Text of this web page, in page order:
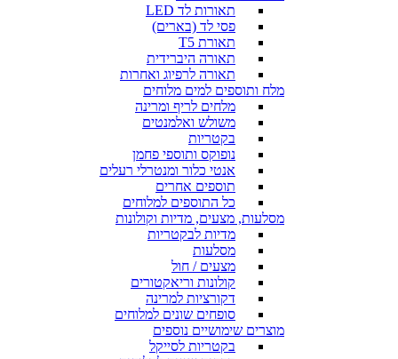
תאורות לד LED
פסי לד (בארים)
תאורת T5
תאורה היברידית
תאורה לרפיוג ואחרות
מלח ותוספים למים מלוחים
מלחים לריף ומרינה
משולש ואלמנטים
בקטריות
נופוקס ותוספי פחמן
אנטי כלור ומנטרלי רעלים
תוספים אחרים
כל התוספים למלוחים
מסלעות, מצעים, מדיות וקולונות
מדיות לבקטריות
מסלעות
מצעים / חול
קולונות וריאקטורים
דקורציות למרינה
סופחים שונים למלוחים
מוצרים שימושיים נוספים
בקטריות לסייקל